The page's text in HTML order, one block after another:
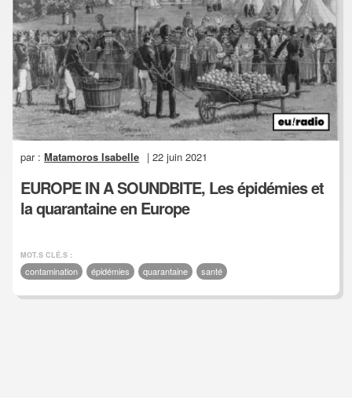
par :Matamoros Isabelle | 22 juin 2021
EUROPE IN A SOUNDBITE, Les épidémies et
la quarantaine en Europe
MOT.S CLÉ.S :
contamination épidémies quarantaine santé